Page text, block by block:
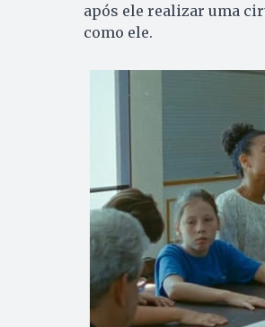
após ele realizar uma
como ele.